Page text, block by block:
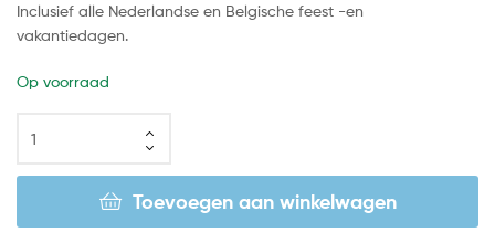
Inclusief alle Nederlandse en Belgische feest -en
vakantiedagen.
Op voorraad
Toevoegen aan winkelwagen